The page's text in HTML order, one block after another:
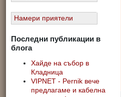
Намери приятели
Последни публикации в
блога
Хайде на събор в
Кладница
VIPNET - Pernik вече
предлагаме и кабелна